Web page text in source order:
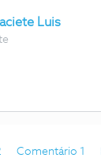
Luis
Comentário 1